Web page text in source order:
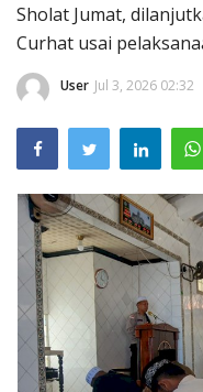
Mitra Polisi
Giat Ops
Polisi Kita
Sholat Jumat,
Curhat usai
User Jul 3, 2026 02:32